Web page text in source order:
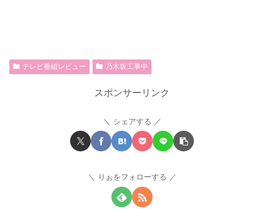
テレビ番組レビュー 乃木坂工事中
スポンサーリンク
シェアする
りぉをフォローする